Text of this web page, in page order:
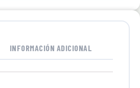
INFORMACIÓN ADICIONAL